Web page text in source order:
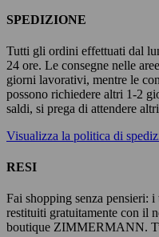
SPEDIZIONE
Tutti gli ordini effettuati dal
24 ore. Le consegne nelle
giorni lavorativi, mentre le
possono richiedere altri 1-2
saldi, si prega di attendere
Visualizza la politica di
RESI
Fai shopping senza pensieri:
restituiti gratuitamente con il
boutique ZIMMERMANN.